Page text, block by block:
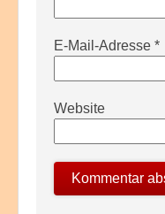
E-Mail-Adresse *
Website